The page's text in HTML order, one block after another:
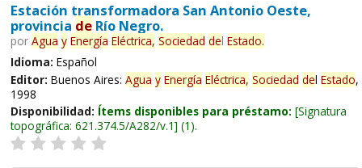
Estación transformadora San Antonio Oeste,
provincia deRío Negro.
por Agua y Energía Eléctrica, Sociedad del Estado.
Idioma: Español
Editor: Buenos Aires: Agua y Energía Eléctrica, Sociedad del Estado,
1998
Disponibilidad: Ítems disponibles para préstamo: Signatura
topográfica: 621.374.5/A282/v.1 (1).